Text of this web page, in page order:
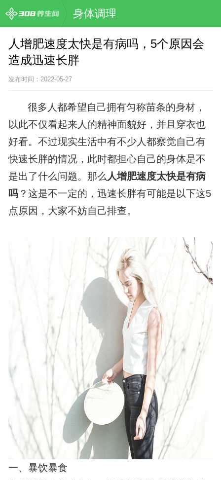
身体调理
人增肥速度太快是有病吗，5个原因会
造成迅速长胖
发布时间：2022-05-27
很多人都希望自己拥有匀称苗条的身材，
以此不仅看起来人的精神面貌好，并且穿衣也
好看。不过现实生活中有不少人都察觉自己有
快速长胖的情况，此时都担心自己的身体是不
是出了什么问题。那么 人增肥速度太快是有病
吗？这是不一定的，迅速长胖有可能是以下这5
点原因，大家不妨自己排查。
一、暴饮暴食